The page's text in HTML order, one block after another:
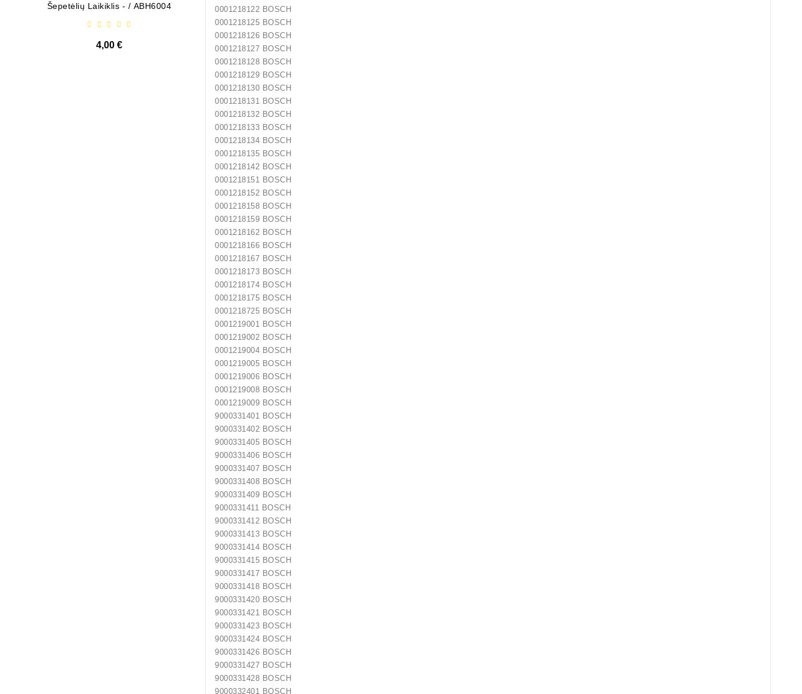
Šepetėlių Laikiklis - / ABH6004
4,00 €
Diodų Plokštė / 131505
10,00 €
0001218122 BOSCH
0001218125 BOSCH
0001218126 BOSCH
0001218127 BOSCH
0001218128 BOSCH
0001218129 BOSCH
0001218130 BOSCH
0001218131 BOSCH
0001218132 BOSCH
0001218133 BOSCH
0001218134 BOSCH
0001218135 BOSCH
0001218142 BOSCH
0001218151 BOSCH
0001218152 BOSCH
0001218158 BOSCH
0001218159 BOSCH
0001218162 BOSCH
0001218166 BOSCH
0001218167 BOSCH
0001218173 BOSCH
0001218174 BOSCH
0001218175 BOSCH
0001218725 BOSCH
0001219001 BOSCH
0001219002 BOSCH
0001219004 BOSCH
0001219005 BOSCH
0001219006 BOSCH
0001219008 BOSCH
0001219009 BOSCH
9000331401 BOSCH
9000331402 BOSCH
9000331405 BOSCH
9000331406 BOSCH
9000331407 BOSCH
9000331408 BOSCH
9000331409 BOSCH
9000331411 BOSCH
9000331412 BOSCH
9000331413 BOSCH
9000331414 BOSCH
9000331415 BOSCH
9000331417 BOSCH
9000331418 BOSCH
9000331420 BOSCH
9000331421 BOSCH
9000331423 BOSCH
9000331424 BOSCH
9000331426 BOSCH
9000331427 BOSCH
9000331428 BOSCH
9000332401 BOSCH